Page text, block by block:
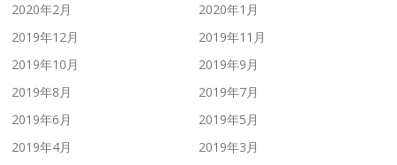
2020年2月
2020年1月
2019年12月
2019年11月
2019年10月
2019年9月
2019年8月
2019年7月
2019年6月
2019年5月
2019年4月
2019年3月